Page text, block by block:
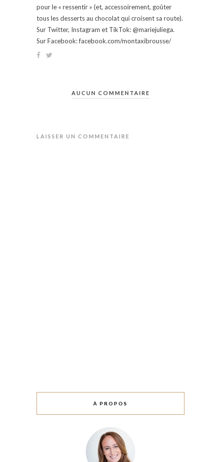
pour le « ressentir » (et, accessoirement, goûter
tous les desserts au chocolat qui croisent sa route).
Sur Twitter, Instagram et TikTok: @mariejuliega.
Sur Facebook: facebook.com/montaxibrousse/
AUCUN COMMENTAIRE
LAISSER UN COMMENTAIRE
À PROPOS